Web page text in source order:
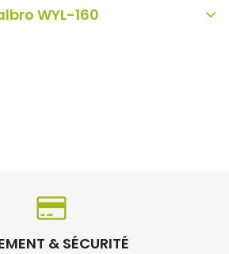
WYL-160
& SÉCURITÉ